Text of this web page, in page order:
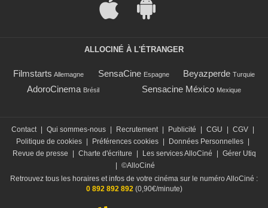
ALLOCINÉ À L'ÉTRANGER
Filmstarts Allemagne SensaCine Espagne Beyazperde Turquie
AdoroCinema Brésil Sensacine México Mexique
Contact Qui sommes-nous Recrutement Publicité CGU CGV
Politique de cookies
Préférences cookies Données Personnelles
Revue de presse
Charte d'écriture Les services AlloCiné
Gérer Utiq
©AlloCiné
Retrouvez tous les horaires et infos de votre cinéma sur le numéro AlloCiné :
0 892 892 892(0,90€/minute)